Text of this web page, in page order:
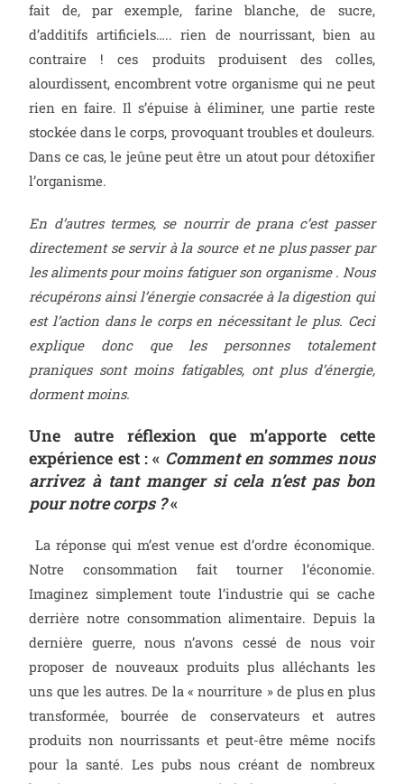
fait de, par exemple, farine blanche, de sucre,
d’additifs artificiels….. rien de nourrissant, bien au
contraire ! ces produits produisent des colles,
alourdissent, encombrent votre organisme qui ne peut
rien en faire. Il s’épuise à éliminer, une partie reste
stockée dans le corps, provoquant troubles et douleurs.
Dans ce cas, le jeûne peut être un atout pour détoxifier
l’organisme.
En d’autres termes, se nourrir de prana c’est passer
directement se servir à la source et ne plus passer par
les aliments pour moins fatiguer son organisme . Nous
récupérons ainsi l’énergie consacrée à la digestion qui
est l’action dans le corps en nécessitant le plus. Ceci
explique donc que les personnes totalement
praniques sont moins fatigables, ont plus d’énergie,
dorment moins.
Une autre réflexion que m’apporte cette
expérience est : « Comment en sommes nous
arrivez à tant manger si cela n’est pas bon
pour notre corps ?«
La réponse qui m’est venue est d’ordre économique.
Notre consommation fait tourner l’économie.
Imaginez simplement toute l’industrie qui se cache
derrière notre consommation alimentaire. Depuis la
dernière guerre, nous n’avons cessé de nous voir
proposer de nouveaux produits plus alléchants les
uns que les autres. De la « nourriture » de plus en plus
transformée, bourrée de conservateurs et autres
produits non nourrissants et peut-être même nocifs
pour la santé. Les pubs nous créant de nombreux